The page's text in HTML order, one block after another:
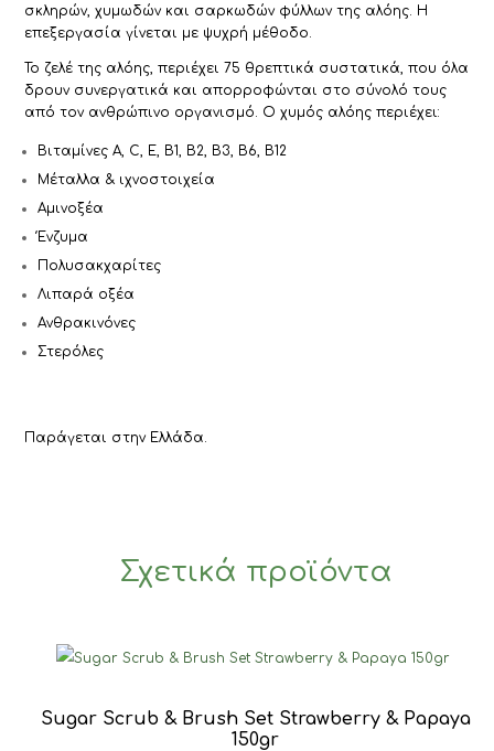
σκληρών, χυμωδών και σαρκωδών φύλλων της αλόης. Η
επεξεργασία γίνεται με ψυχρή μέθοδο.
Το ζελέ της αλόης, περιέχει 75 θρεπτικά συστατικά, που όλα
δρουν συνεργατικά και απορροφώνται στο σύνολό τους
από τον ανθρώπινο οργανισμό. Ο χυμός αλόης περιέχει:
Βιταμίνες Α, C, E, B1, B2, B3, B6, Β12
Μέταλλα & ιχνοστοιχεία
Αμινοξέα
Ένζυμα
Πολυσακχαρίτες
Λιπαρά οξέα
Ανθρακινόνες
Στερόλες
Παράγεται στην Ελλάδα.
Σχετικά προϊόντα
Sugar Scrub & Brush Set Strawberry & Papaya
150gr